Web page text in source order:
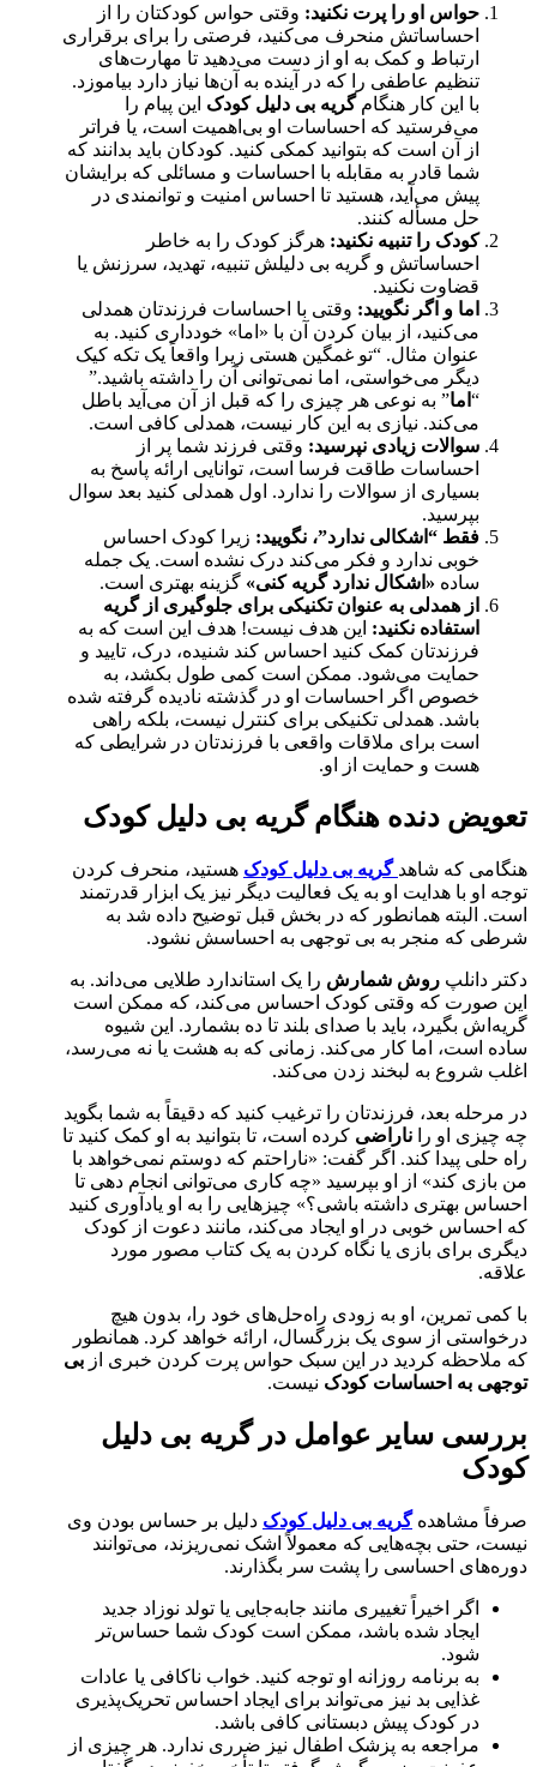
حواس او را پرت نکنید: وقتی حواس کودکتان را از
احساساتش منحرف می‌کنید، فرصتی را برای برقراری
ارتباط و کمک به او از دست می‌دهید تا مهارت‌های
تنظیم عاطفی را که در آینده به آن‌ها نیاز دارد بیاموزد.
با این کار هنگامگریه بی دلیل کودک این پیام را
می‌فرستید که احساسات او بی‌اهمیت است، یا فراتر
از آن است که بتوانید کمکی کنید. کودکان باید بدانند که
شما قادر به مقابله با احساسات و مسائلی که برایشان
پیش می‌آید، هستید تا احساس امنیت و توانمندی در
حل مسأله کنند.
کودک را تنبیه نکنید: هرگز کودک را به خاطر
احساساتش و گریه بی دلیلش تنبیه، تهدید، سرزنش یا
قضاوت نکنید.
اما و اگر نگویید: وقتی با احساسات فرزندتان همدلی
می‌کنید، از بیان کردن آن با «اما» خودداری کنید. به
عنوان مثال. “تو غمگین هستی زیرا واقعاً یک تکه کیک
دیگر می‌خواستی، اما نمی‌توانی آن را داشته باشید.”
“ اما” به نوعی هر چیزی را که قبل از آن می‌آید باطل
می‌کند. نیازی به این کار نیست، همدلی کافی است.
سوالات زیادی نپرسید: وقتی فرزند شما پر از
احساسات طاقت فرسا است، توانایی ارائه پاسخ به
بسیاری از سوالات را ندارد. اول همدلی کنید بعد سوال
بپرسید.
فقط “اشکالی ندارد”، نگویید: زیرا کودک احساس
خوبی ندارد و فکر می‌کند درک نشده است. یک جمله
ساده «اشکال ندارد گریه کنی» گزینه بهتری است.
از همدلی به عنوان تکنیکی برای جلوگیری از گریه
استفاده نکنید: این هدف نیست! هدف این است که به
فرزندتان کمک کنید احساس کند شنیده، درک، تایید و
حمایت می‌شود. ممکن است کمی طول بکشد، به
خصوص اگر احساسات او در گذشته نادیده گرفته شده
باشد. همدلی تکنیکی برای کنترل نیست، بلکه راهی
است برای ملاقات واقعی با فرزندتان در شرایطی که
هست و حمایت از او.
تعویض دنده هنگام گریه بی دلیل کودک
هنگامی که شاهد گریه بی دلیل کودک هستید، منحرف کردن
توجه او با هدایت او به یک فعالیت دیگر نیز یک ابزار قدرتمند
است. البته همانطور که در بخش قبل توضیح داده شد به
شرطی که منجر به بی توجهی به احساسش نشود.
دکتر دانلپ روش شمارش را یک استاندارد طلایی می‌داند. به
این صورت که وقتی کودک احساس می‌کند، که ممکن است
گریه‌اش بگیرد، باید با صدای بلند تا ده بشمارد. این شیوه
ساده است، اما کار می‌کند. زمانی که به هشت یا نه می‌رسد،
اغلب شروع به لبخند زدن می‌کند.
در مرحله بعد، فرزندتان را ترغیب کنید که دقیقاً به شما بگوید
چه چیزی او را ناراضی کرده است، تا بتوانید به او کمک کنید تا
راه حلی پیدا کند. اگر گفت: «ناراحتم که دوستم نمی‌خواهد با
من بازی کند» از او بپرسید «چه کاری می‌توانی انجام دهی تا
احساس بهتری داشته باشی؟» چیزهایی را به او یادآوری کنید
که احساس خوبی در او ایجاد می‌کند، مانند دعوت از کودک
دیگری برای بازی یا نگاه کردن به یک کتاب مصور مورد
علاقه.
با کمی تمرین، او به زودی راه‌حل‌های خود را، بدون هیچ
درخواستی از سوی یک بزرگسال، ارائه خواهد کرد. همانطور
که ملاحظه کردید در این سبک حواس پرت کردن خبری از بی
توجهی به احساسات کودک نیست.
بررسی سایر عوامل در گریه بی دلیل
کودک
صرفاً مشاهدهگریه بی دلیل کودک دلیل بر حساس بودن وی
نیست، حتی بچه‌هایی که معمولاً اشک نمی‌ریزند، می‌توانند
دوره‌های احساسی را پشت سر بگذارند.
اگر اخیراً تغییری مانند جابه‌جایی یا تولد نوزاد جدید
ایجاد شده باشد، ممکن است کودک شما حساس‌تر
شود.
به برنامه روزانه او توجه کنید. خواب ناکافی یا عادات
غذایی بد نیز می‌تواند برای ایجاد احساس تحریک‌پذیری
در کودک پیش دبستانی کافی باشد.
مراجعه به پزشک اطفال نیز ضرری ندارد. هر چیزی از